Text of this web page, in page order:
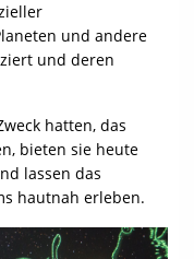
und andere
und deren
hatten, das
bieten sie heute
lassen das
hautnah erleben.